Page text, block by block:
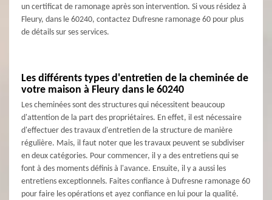
un certificat de ramonage après son intervention. Si vous résidez à
Fleury, dans le 60240, contactez Dufresne ramonage 60 pour plus
de détails sur ses services.
Les différents types d'entretien de la cheminée de
votre maison à Fleury dans le 60240
Les cheminées sont des structures qui nécessitent beaucoup
d'attention de la part des propriétaires. En effet, il est nécessaire
d'effectuer des travaux d'entretien de la structure de manière
régulière. Mais, il faut noter que les travaux peuvent se subdiviser
en deux catégories. Pour commencer, il y a des entretiens qui se
font à des moments définis à l'avance. Ensuite, il y a aussi les
entretiens exceptionnels. Faites confiance à Dufresne ramonage 60
pour faire les opérations et ayez confiance en lui pour la qualité.